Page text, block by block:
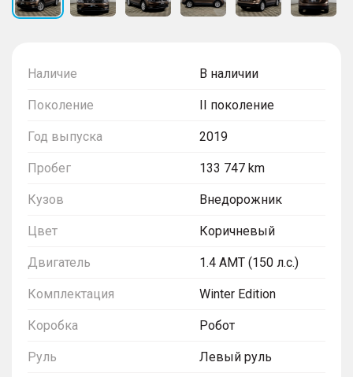
Наличие В наличии
Поколение II поколение
Год выпуска 2019
Пробег 133 747 km
Кузов Внедорожник
Цвет Коричневый
Двигатель 1.4 AMT (150 л.с.)
Комплектация Winter Edition
Коробка Робот
Руль Левый руль